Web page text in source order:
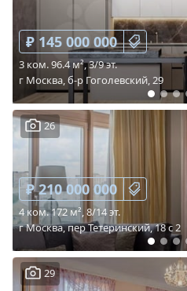
₽ 145 000 000
3 ком. 96.4 м², 3/9 эт.
г Москва, б-р Гоголевский, 29
26
₽ 210 000 000
4 ком. 172 м², 8/14 эт.
г Москва, пер Тетеринский, 18 c 2
29